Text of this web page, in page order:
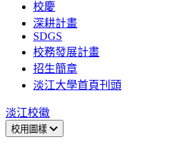
校慶
深耕計畫
SDGS
校務發展計畫
招生簡章
淡江大學首頁刊頭
淡江校徽
校用圖樣